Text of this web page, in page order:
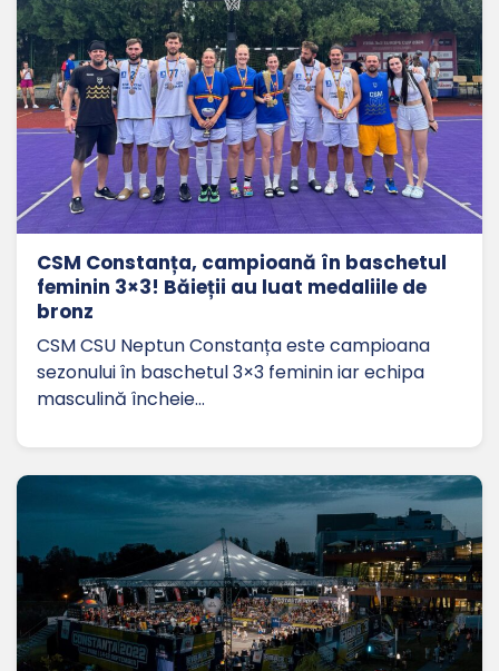
CSM Constanța, campioană în baschetul
feminin 3×3! Băieții au luat medaliile de
bronz
CSM CSU Neptun Constanța este campioana
sezonului în baschetul 3×3 feminin iar echipa
masculină încheie…